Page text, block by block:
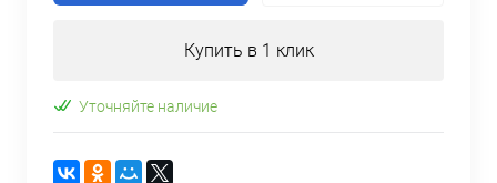
Купить в 1 клик
Уточняйте наличие